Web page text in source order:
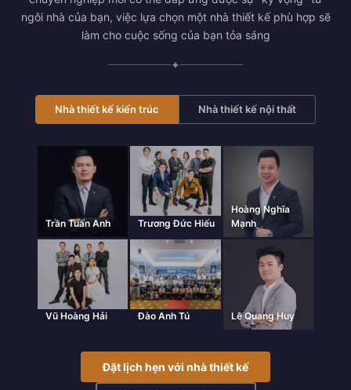
ngôi nhà của bạn, việc lựa chọn một nhà thiết kế phù hợp sẽ
làm cho cuộc sống của bạn tỏa sáng
✦
Nhà thiết kế kiến trúc Nhà thiết kế nội thất
Trần Tuấn Anh Trương Đức Hiếu
Hoàng Nghĩa
Mạnh
Vũ Hoàng Hải Đào Anh Tú Lê Quang Huy
Đặt lịch hẹn với nhà thiết kế